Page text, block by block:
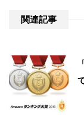
関連記事